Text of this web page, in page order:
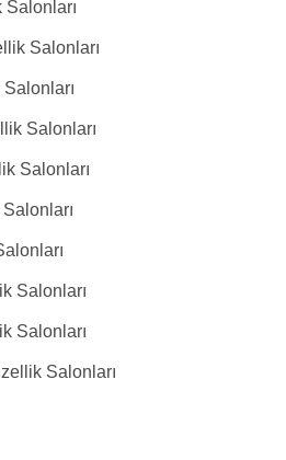
Salonları
Salonları
Salonları
Salonları
Salonları
Salonları